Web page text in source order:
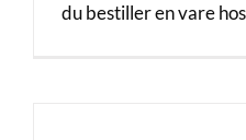
du bestiller en vare hos